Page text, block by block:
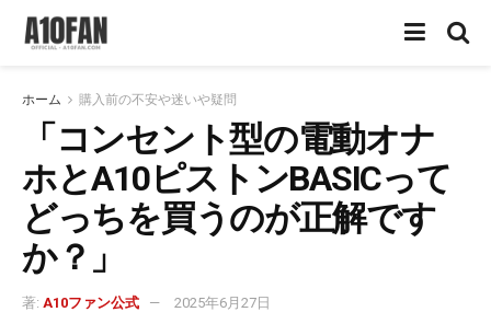
ホーム 購入前の不安や迷いや疑問
「コンセント型の電動オナ
ホとA10ピストンBASICって
どっちを買うのが正解です
か？」
著: A10ファン公式 2025年6月27日